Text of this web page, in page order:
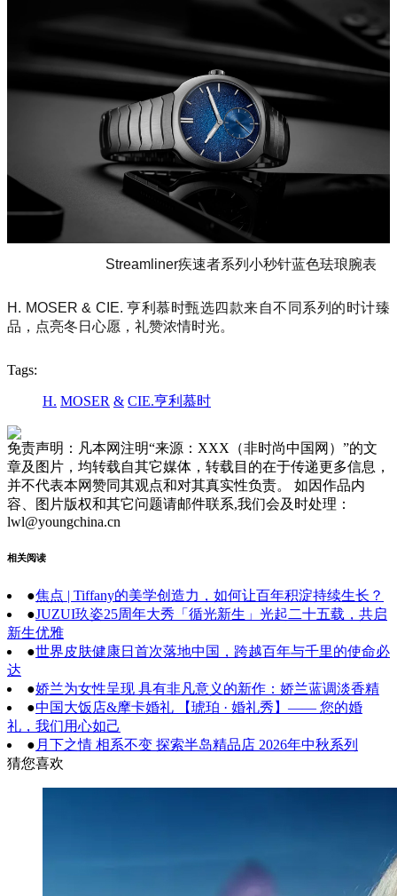
Streamliner疾速者系列小秒针蓝色珐琅腕表
H. MOSER & CIE. 亨利慕时甄选四款来自不同系列的时计臻
品，点亮冬日心愿，礼赞浓情时光。
Tags:
H. MOSER & CIE.亨利慕时
免责声明：凡本网注明“来源：XXX（非时尚中国网）”的文
章及图片，均转载自其它媒体，转载目的在于传递更多信息，
并不代表本网赞同其观点和对其真实性负责。 如因作品内
容、图片版权和其它问题请邮件联系,我们会及时处理：
lwl@youngchina.cn
相关阅读
●焦点 | Tiffany的美学创造力，如何让百年积淀持续生长？
●JUZUI玖姿25周年大秀「循光新生」光起二十五载，共启
新生优雅
●世界皮肤健康日首次落地中国，跨越百年与千里的使命必
达
●娇兰为女性呈现 具有非凡意义的新作：娇兰蓝调淡香精
●中国大饭店&摩卡婚礼 【琥珀 · 婚礼秀】—— 您的婚
礼，我们用心如己
● 月下之情 相系不变 探索半岛精品店 2026年中秋系列
猜您喜欢